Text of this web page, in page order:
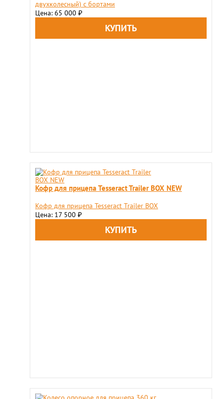
двухколесный) с бортами
Цена: 65 000 ₽
Кофр для прицепа Tesseract Trailer BOX NEW
Кофр для прицепа Tesseract Trailer BOX
Цена: 17 500 ₽